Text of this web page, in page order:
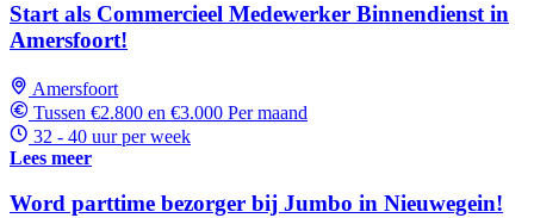
Start als Commercieel Medewerker Binnendienst in
Amersfoort!
Amersfoort
Tussen €2.800 en €3.000 Per maand
32 - 40 uur per week
Lees meer
Word parttime bezorger bij Jumbo in Nieuwegein!